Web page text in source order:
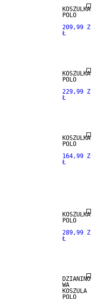
KOSZULKA
POLO
209,99 Z
Ł
KOSZULKA
POLO
229,99 Z
Ł
KOSZULKA
POLO
164,99 Z
Ł
100% LNU
KOSZULKA
POLO
289,99 Z
Ł
DZIANINO
WA
KOSZULA
POLO